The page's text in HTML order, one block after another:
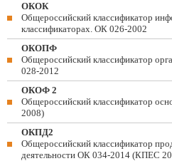
ОКОК
Общероссийский классификатор
классификаторах. ОК 026-2002
ОКОПФ
Общероссийский классификатор
028-2012
ОКОФ 2
Общероссийский классификатор
2008)
ОКПД2
Общероссийский классификатор
деятельности ОК 034-2014 (КПЕС